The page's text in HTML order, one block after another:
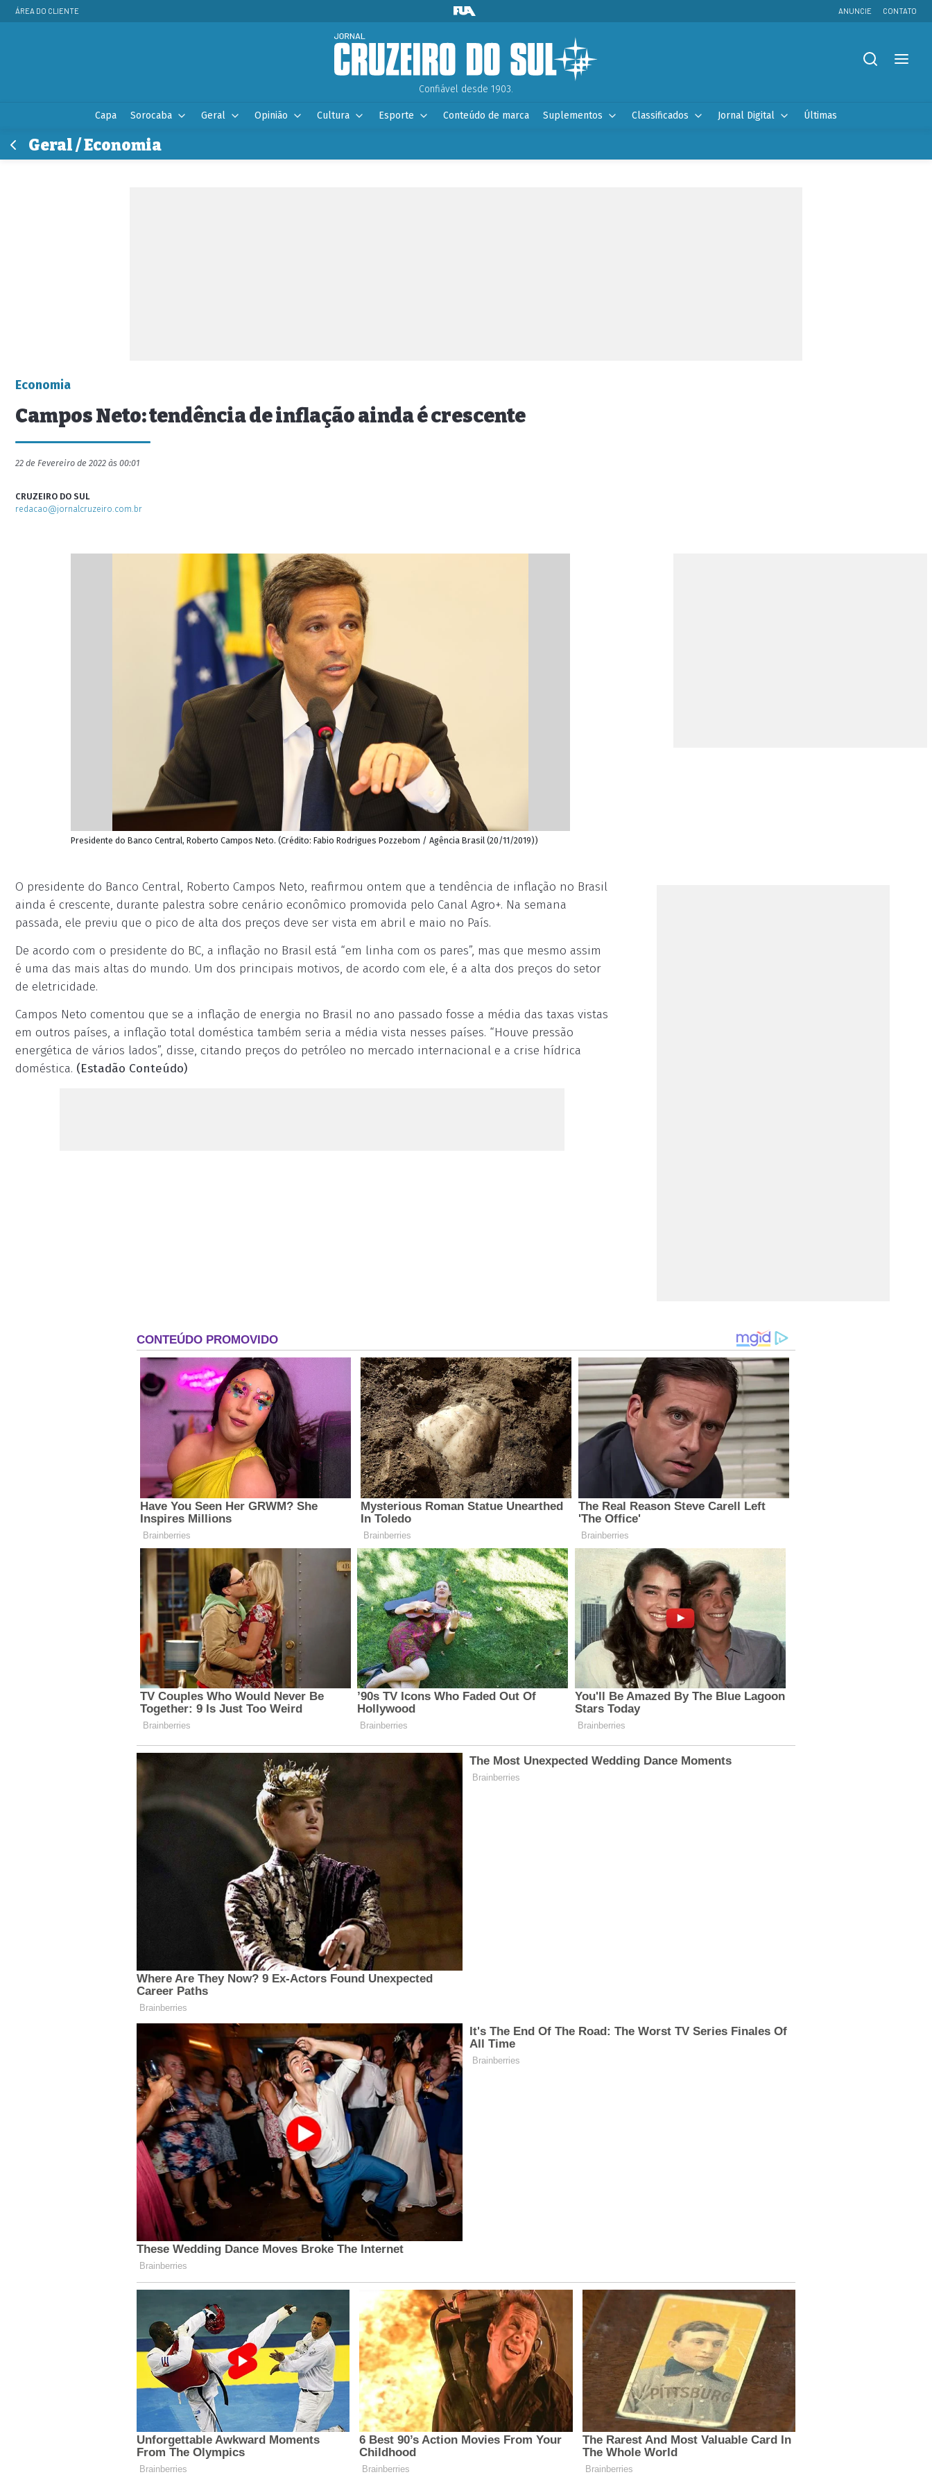
ÁREA DO CLIENTE ANUNCIE CONTATO
Confiável desde 1903.
Capa Sorocaba Geral Opinião Cultura Esporte Conteúdo de marca Suplementos Classificados Jornal Digital Últimas
Geral / Economia
Economia
Campos Neto: tendência de inflação ainda é crescente
22 de Fevereiro de 2022 às 00:01
CRUZEIRO DO SUL
redacao@jornalcruzeiro.com.br
Presidente do Banco Central, Roberto Campos Neto. (Crédito: Fabio Rodrigues Pozzebom / Agência Brasil (20/11/2019))
O presidente do Banco Central, Roberto Campos Neto, reafirmou ontem que a tendência de inflação no Brasil
ainda é crescente, durante palestra sobre cenário econômico promovida pelo Canal Agro+. Na semana
passada, ele previu que o pico de alta dos preços deve ser vista em abril e maio no País.
De acordo com o presidente do BC, a inflação no Brasil está “em linha com os pares”, mas que mesmo assim
é uma das mais altas do mundo. Um dos principais motivos, de acordo com ele, é a alta dos preços do setor
de eletricidade.
Campos Neto comentou que se a inflação de energia no Brasil no ano passado fosse a média das taxas vistas
em outros países, a inflação total doméstica também seria a média vista nesses países. “Houve pressão
energética de vários lados”, disse, citando preços do petróleo no mercado internacional e a crise hídrica
doméstica. (Estadão Conteúdo)